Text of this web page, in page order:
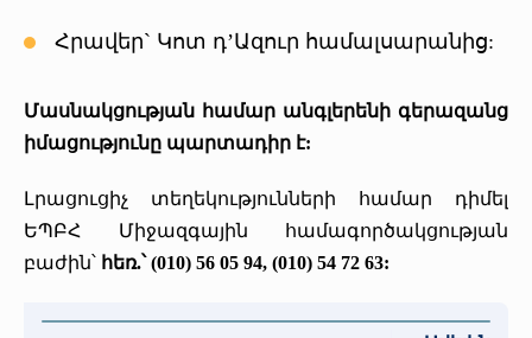
Հրավեր` Կոտ դ’Ազուր համալսարանից:
Մասնակցության համար անգլերենի գերազանց
իմացությունը պարտադիր է:
Լրացուցիչ տեղեկությունների համար դիմել
ԵՊԲՀ Միջազգային համագործակցության
բաժին՝ հեռ.՝ (010) 56 05 94, (010) 54 72 63: